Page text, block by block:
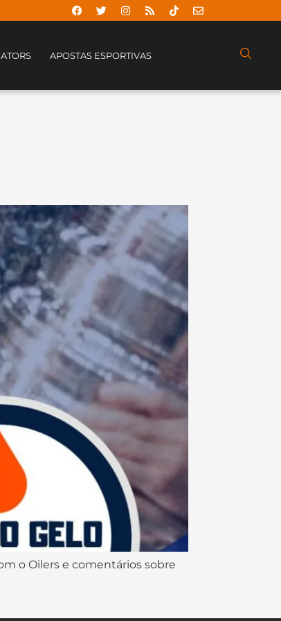
APOSTAS ESPORTIVAS
o Oilers e comentários sobre